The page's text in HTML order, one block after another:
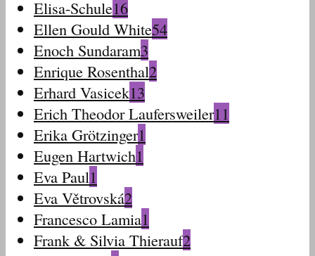
Elisa-Schule16
Ellen Gould White54
Enoch Sundaram3
Enrique Rosenthal2
Erhard Vasicek13
Erich Theodor Laufersweiler11
Erika Grötzinger1
Eugen Hartwich1
Eva Paul1
Eva Větrovská2
Francesco Lamia1
Frank & Silvia Thierauf2